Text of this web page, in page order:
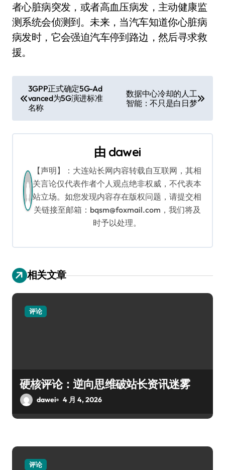
者心脏病突发，或者高血压病发，主动健康监
测系统会侦测到。未来，当汽车知道你心脏病
病发时，它会强迫汽车停到路边，然后寻求救
援。
章
导
3GPP正式确定5G-Ad
vanced为5G演进标准
名称
数据中心冷却的人工
智能：不只是白日梦
由 dawei
【声明】：大连站长网内容转载自互联网，其相
关言论仅代表作者个人观点绝非权威，不代表本
站立场。如您发现内容存在版权问题，请提交相
关链接至邮箱：bqsm@foxmail.com，我们将及
时予以处理。
相关文章
评论
硬核评论：逆向思维破站长资讯迷雾
dawei 4 月 4, 2026
评论